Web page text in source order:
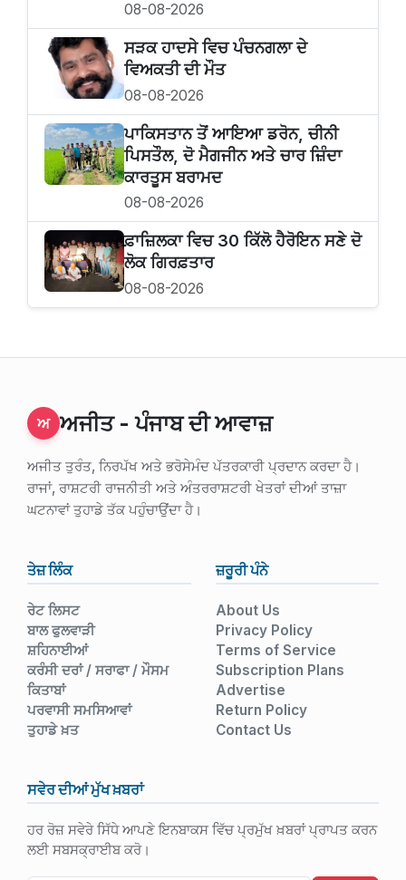
08-08-2026
ਸੜਕ ਹਾਦਸੇ ਵਿਚ ਪੰਚਨਗਲਾ ਦੇ
ਵਿਅਕਤੀ ਦੀ ਮੌਤ
08-08-2026
ਪਾਕਿਸਤਾਨ ਤੋਂ ਆਇਆ ਡਰੋਨ, ਚੀਨੀ
ਪਿਸਤੌਲ, ਦੋ ਮੈਗਜੀਨ ਅਤੇ ਚਾਰ ਜ਼ਿੰਦਾ
ਕਾਰਤੂਸ ਬਰਾਮਦ
08-08-2026
ਫ਼ਾਜ਼ਿਲਕਾ ਵਿਚ 30 ਕਿੱਲੋ ਹੈਰੋਇਨ ਸਣੇ ਦੋ
ਲੋਕ ਗਿਰਫ਼ਤਾਰ
08-08-2026
ਅ ਅਜੀਤ - ਪੰਜਾਬ ਦੀ ਆਵਾਜ਼
ਅਜੀਤ ਤੁਰੰਤ, ਨਿਰਪੱਖ ਅਤੇ ਭਰੋਸੇਮੰਦ ਪੱਤਰਕਾਰੀ ਪ੍ਰਦਾਨ ਕਰਦਾ ਹੈ।
ਰਾਜਾਂ, ਰਾਸ਼ਟਰੀ ਰਾਜਨੀਤੀ ਅਤੇ ਅੰਤਰਰਾਸ਼ਟਰੀ ਖੇਤਰਾਂ ਦੀਆਂ ਤਾਜ਼ਾ
ਘਟਨਾਵਾਂ ਤੁਹਾਡੇ ਤੱਕ ਪਹੁੰਚਾਉਂਦਾ ਹੈ।
ਤੇਜ਼ ਲਿੰਕ
ਰੇਟ ਲਿਸਟ
ਬਾਲ ਫੁਲਵਾੜੀ
ਸ਼ਹਿਨਾਈਆਂ
ਕਰੰਸੀ ਦਰਾਂ / ਸਰਾਫਾ / ਮੌਸਮ
ਕਿਤਾਬਾਂ
ਪਰਵਾਸੀ ਸਮਸਿਆਵਾਂ
ਤੁਹਾਡੇ ਖ਼ਤ
ਜ਼ਰੂਰੀ ਪੰਨੇ
About Us
Privacy Policy
Terms of Service
Subscription Plans
Advertise
Return Policy
Contact Us
ਸਵੇਰ ਦੀਆਂ ਮੁੱਖ ਖ਼ਬਰਾਂ
ਹਰ ਰੋਜ਼ ਸਵੇਰੇ ਸਿੱਧੇ ਆਪਣੇ ਇਨਬਾਕਸ ਵਿੱਚ ਪ੍ਰਮੁੱਖ ਖ਼ਬਰਾਂ ਪ੍ਰਾਪਤ ਕਰਨ
ਲਈ ਸਬਸਕ੍ਰਾਈਬ ਕਰੋ।